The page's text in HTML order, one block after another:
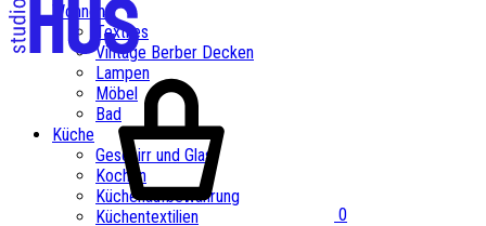
Wohnen
Textiles
Vintage Berber Decken
Lampen
Möbel
Bad
Küche
Geschirr und Glas
Kochen
Küchenaufbewahrung
Küchentextilien
0